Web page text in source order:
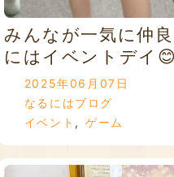
みんなが一気に仲
にはイベントデイ😊
2025年06月07日
なるにはブログ
イベント , ゲーム